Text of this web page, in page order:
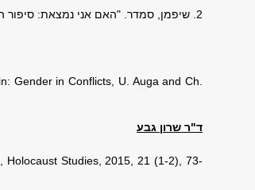
2. שיפמן, סמדר. "האם אני נמצאת: סיפור החניכה הנשי אצל צרויה שלו ויהודית קציר", מכאן, 2, (יולי 2001, עמ' 125-141).
Gender in Conflicts, U. Auga and Ch.
ד"ר שרון גבע
Studies, 2015, 21 (1-2), 73-